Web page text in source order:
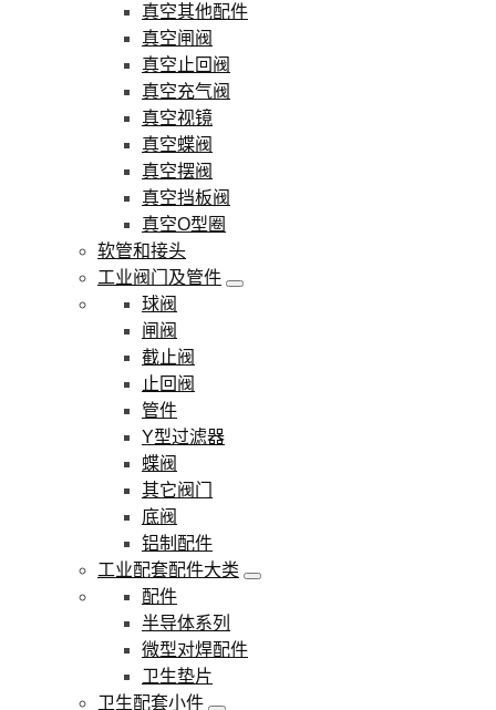
真空其他配件
真空闸阀
真空止回阀
真空充气阀
真空视镜
真空蝶阀
真空摆阀
真空挡板阀
真空O型圈
软管和接头
工业阀门及管件
球阀
闸阀
截止阀
止回阀
管件
Y型过滤器
蝶阀
其它阀门
底阀
铝制配件
工业配套配件大类
配件
半导体系列
微型对焊配件
卫生垫片
卫生配套小件